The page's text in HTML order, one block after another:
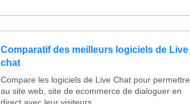
Comparatif des meilleurs logiciels de Live
chat
Compare les logiciels de Live Chat pour permettre
au site web, site de ecommerce de dialoguer en